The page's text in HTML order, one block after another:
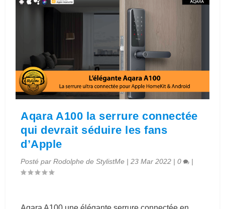
Aqara A100 la serrure connectée
qui devrait séduire les fans
d’Apple
Posté parRodolphe de StylistMe |23 Mar 2022 |0 |